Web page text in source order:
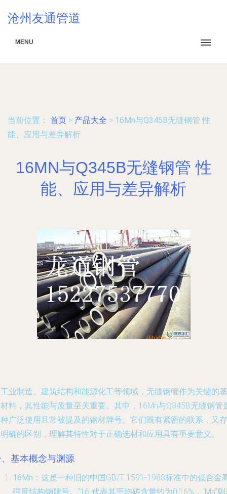
沧州友通管道
MENU
当前位置： 首页 > 产品大全 > 16Mn与Q345B无缝钢管 性
能、应用与差异解析
16MN与Q345B无缝钢管 性
能、应用与差异解析
业制造、建筑结构和能源化工等领域，无缝钢管作为关键的基
料，其性能与质量至关重要。其中，16Mn与Q345B无缝钢管
广泛使用且常被提及的钢材牌号。它们既有紧密的联系，又存
确的区别，理解其特性对于正确选材和应用具有重要意义。
基本概念与渊源
16Mn ：这是一种旧的中国GB/T 1591-1988标准中的低合金
强度结构钢牌号。“16”代表其平均碳含量约为0.16%，“Mn”